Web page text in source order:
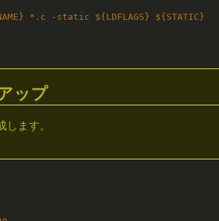
*.c -static ${LDFLAGS} ${STATIC}
ップ
ます。